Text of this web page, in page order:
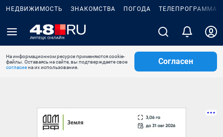
НЕДВИЖИМОСТЬ ЗНАКОМСТВА ПОГОДА ТЕЛЕПРОГРАММА
На информационном ресурсе применяются cookie-
файлы. Оставаясь на сайте, вы подтверждаете свое
согласиена их использование.
Согласен